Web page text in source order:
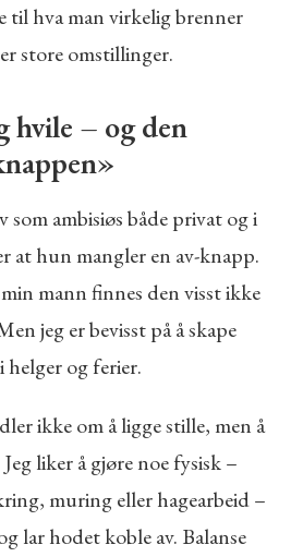
til hva man virkelig brenner
store omstillinger.
hvile – og den
som ambisiøs både privat og i
at hun mangler en av-knapp.
mann finnes den visst ikke
jeg er bevisst på å skape
og ferier.
ikke om å ligge stille, men å
liker å gjøre noe fysisk –
muring eller hagearbeid –
lar hodet koble av. Balanse